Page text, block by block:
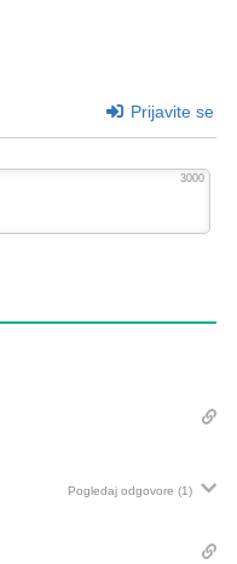
Prijavite se
3000
Pogledaj odgovore (1)